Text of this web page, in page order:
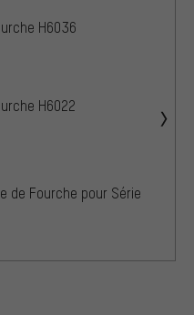
H6036
H6022
de Fourche pour Série